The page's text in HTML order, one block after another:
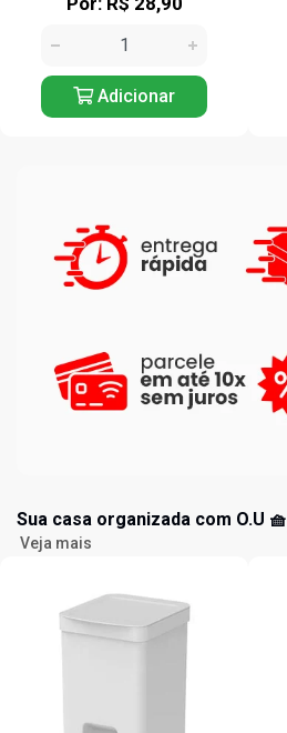
Adicionar
Sua casa organizada com O.U 🧺
Veja mais